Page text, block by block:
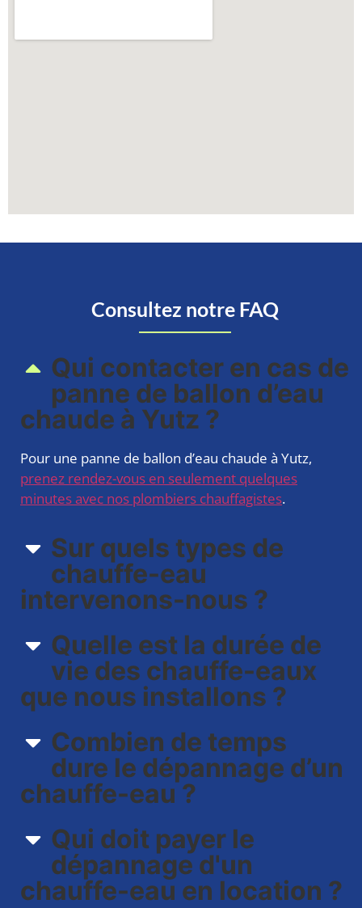
Consultez notre FAQ
Qui contacter en cas de
panne de ballon d’eau
chaude à Yutz ?
Pour une panne de ballon d’eau chaude à Yutz,
prenez rendez-vous en seulement quelques
minutes avec nos plombiers chauffagistes.
Sur quels types de
chauffe-eau
intervenons-nous ?​
Quelle est la durée de
vie des chauffe-eaux
que nous installons ?
Combien de temps
dure le dépannage d’un
chauffe-eau ?
Qui doit payer le
dépannage d'un
chauffe-eau en location ?